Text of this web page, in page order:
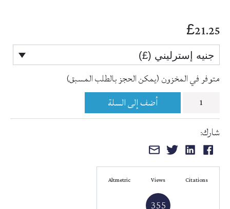
£21.25
جنيه إسترليني (£)
متوفر في المخزون (يمكن الحجز بالطلب المسبق)
كتاب
نشر
الأنفاس
في
فضائل
أضف إلى السلة
شارك:
المشاركة
على
الفيسبوك
المشاركة
على
لينكد
المشاركة
على
تويتر
عبر
الإلكتروني
Citations
Views
Altmetric